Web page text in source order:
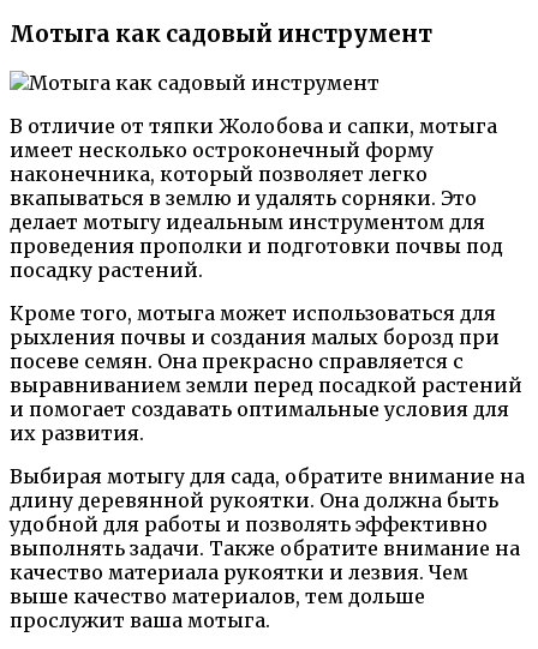
Мотыга как садовый инструмент
В отличие от тяпки Жолобова и сапки, мотыга
имеет несколько остроконечный форму
наконечника, который позволяет легко
вкапываться в землю и удалять сорняки. Это
делает мотыгу идеальным инструментом для
проведения прополки и подготовки почвы под
посадку растений.
Кроме того, мотыга может использоваться для
рыхления почвы и создания малых борозд при
посеве семян. Она прекрасно справляется с
выравниванием земли перед посадкой растений
и помогает создавать оптимальные условия для
их развития.
Выбирая мотыгу для сада, обратите внимание на
длину деревянной рукоятки. Она должна быть
удобной для работы и позволять эффективно
выполнять задачи. Также обратите внимание на
качество материала рукоятки и лезвия. Чем
выше качество материалов, тем дольше
прослужит ваша мотыга.